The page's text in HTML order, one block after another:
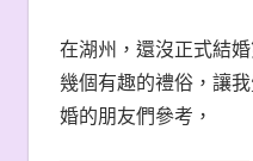
在湖州，還沒正式結
幾個有趣的禮俗，讓
婚的朋友們參考，